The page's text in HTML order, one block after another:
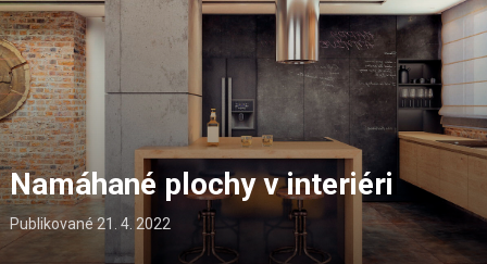
Namáhané plochy v interiéri
Publikované 21. 4. 2022